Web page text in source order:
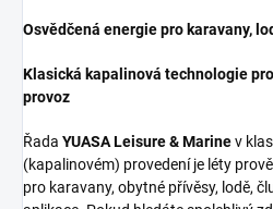
Osvědčená energie pro karavany,
Klasická kapalinová technologie
provoz
Řada YUASA Leisure & Marinev
(kapalinovém) provedení je léty
pro karavany, obytné přívěsy, lodě,